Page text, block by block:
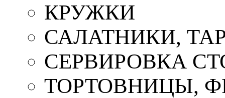
КРУЖКИ
САЛАТНИКИ,
СЕРВИРОВКА
ТОРТОВНИЦЫ,